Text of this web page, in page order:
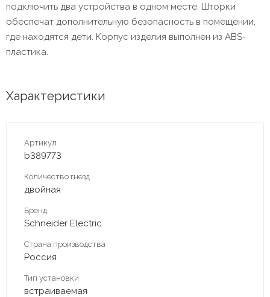
подключить два устройства в одном месте. Шторки
обеспечат дополнительную безопасность в помещении,
где находятся дети. Корпус изделия выполнен из ABS-
пластика.
Характеристики
Артикул
b389773
Количество гнезд
двойная
Бренд
Schneider Electric
Страна производства
Россия
Тип установки
встраиваемая